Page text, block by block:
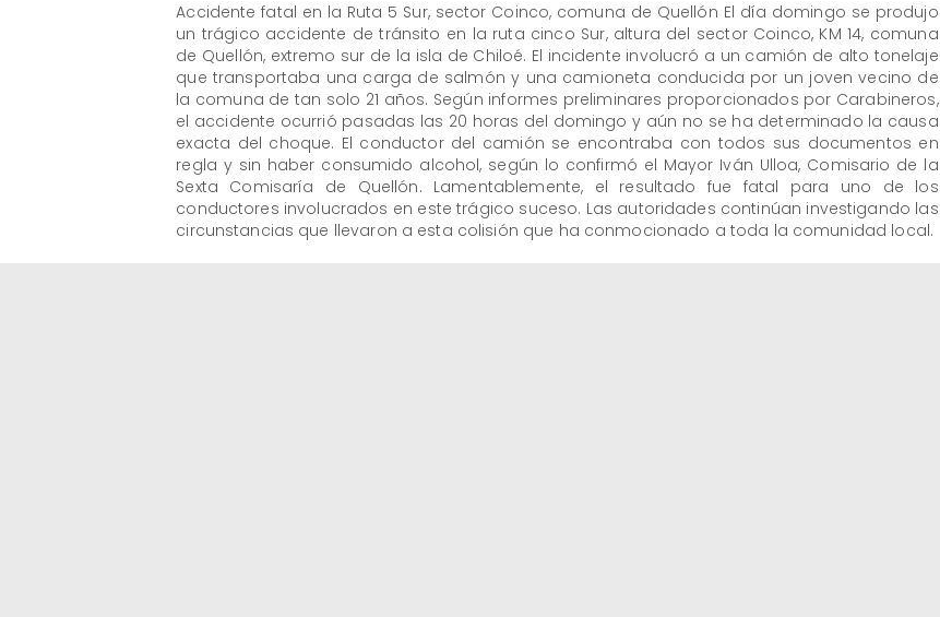
Accidente fatal en la Ruta 5 Sur, sector Coinco, comuna de Quellón El día domingo se produjo
un trágico accidente de tránsito en la ruta cinco Sur, altura del sector Coinco, KM 14, comuna
de Quellón, extremo sur de la isla de Chiloé. El incidente involucró a un camión de alto tonelaje
que transportaba una carga de salmón y una camioneta conducida por un joven vecino de
la comuna de tan solo 21 años. Según informes preliminares proporcionados por Carabineros,
el accidente ocurrió pasadas las 20 horas del domingo y aún no se ha determinado la causa
exacta del choque. El conductor del camión se encontraba con todos sus documentos en
regla y sin haber consumido alcohol, según lo confirmó el Mayor Iván Ulloa, Comisario de la
Sexta Comisaría de Quellón. Lamentablemente, el resultado fue fatal para uno de los
conductores involucrados en este trágico suceso. Las autoridades continúan investigando las
circunstancias que llevaron a esta colisión que ha conmocionado a toda la comunidad local.